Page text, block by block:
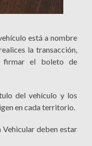
está a nombre
la transacción,
firmar el boleto de
del vehículo y los
en cada territorio.
Vehicular deben estar